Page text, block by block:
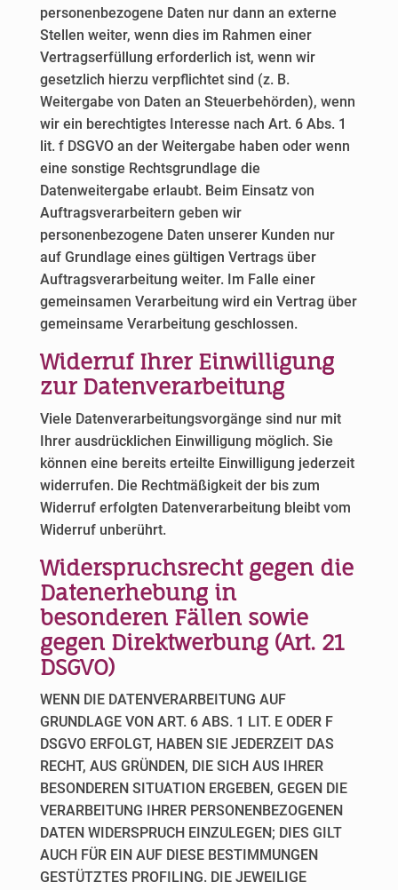
personenbezogene Daten nur dann an externe
Stellen weiter, wenn dies im Rahmen einer
Vertragserfüllung erforderlich ist, wenn wir
gesetzlich hierzu verpflichtet sind (z. B.
Weitergabe von Daten an Steuerbehörden), wenn
wir ein berechtigtes Interesse nach Art. 6 Abs. 1
lit. f DSGVO an der Weitergabe haben oder wenn
eine sonstige Rechtsgrundlage die
Datenweitergabe erlaubt. Beim Einsatz von
Auftragsverarbeitern geben wir
personenbezogene Daten unserer Kunden nur
auf Grundlage eines gültigen Vertrags über
Auftragsverarbeitung weiter. Im Falle einer
gemeinsamen Verarbeitung wird ein Vertrag über
gemeinsame Verarbeitung geschlossen.
Widerruf Ihrer Einwilligung
zur Datenverarbeitung
Viele Datenverarbeitungsvorgänge sind nur mit
Ihrer ausdrücklichen Einwilligung möglich. Sie
können eine bereits erteilte Einwilligung jederzeit
widerrufen. Die Rechtmäßigkeit der bis zum
Widerruf erfolgten Datenverarbeitung bleibt vom
Widerruf unberührt.
Widerspruchsrecht gegen die
Datenerhebung in
besonderen Fällen sowie
gegen Direktwerbung (Art. 21
DSGVO)
WENN DIE DATENVERARBEITUNG AUF
GRUNDLAGE VON ART. 6 ABS. 1 LIT. E ODER F
DSGVO ERFOLGT, HABEN SIE JEDERZEIT DAS
RECHT, AUS GRÜNDEN, DIE SICH AUS IHRER
BESONDEREN SITUATION ERGEBEN, GEGEN DIE
VERARBEITUNG IHRER PERSONENBEZOGENEN
DATEN WIDERSPRUCH EINZULEGEN; DIES GILT
AUCH FÜR EIN AUF DIESE BESTIMMUNGEN
GESTÜTZTES PROFILING. DIE JEWEILIGE